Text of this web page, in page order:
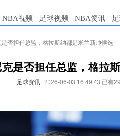
NBA视频 足球视频 NBA资讯
否担任总监，格拉斯纳都是米兰新帅候选
是否担任总监，格拉
足球资讯 2026-06-03 16:49:43 已有